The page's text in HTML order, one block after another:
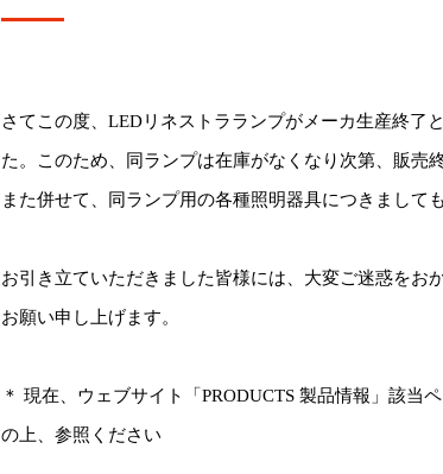
さてこの度、LEDリネストラランプがメーカ生産終了
た。このため、同ランプは在庫がなくなり次第、販売
また併せて、同ランプ用の各種照明器具につきまして
お引き立ていただきました皆様には、大変ご迷惑をお
お願い申し上げます。
＊ 現在、ウェブサイト「PRODUCTS 製品情報」該当
の上、参照ください